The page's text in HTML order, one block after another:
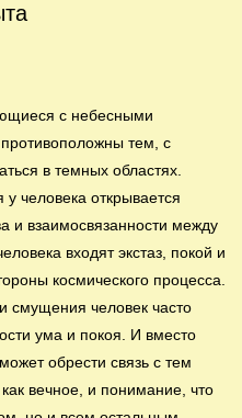
с небесными
тем, с
в темных областях.
человека открывается
и взаимосвязанности между
входят экстаз, покой и
космического процесса.
смущения человек часто
ума и покоя. И вместо
обрести связь с тем
вечное, и понимание, что